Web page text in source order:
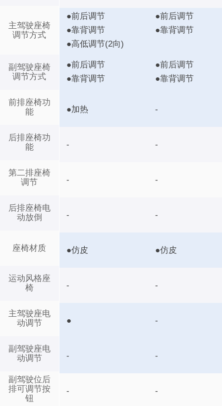
主驾驶座椅
调节方式
副驾驶座椅
调节方式
前排座椅功
能
后排座椅功
能
第二排座椅
调节
后排座椅电
动放倒
座椅材质
运动风格座
椅
主驾驶座电
动调节
副驾驶座电
动调节
副驾驶位后
排可调节按
钮
●前后调节
●靠背调节
●高低调节(2向)
●前后调节
●靠背调节
●前后调节
●靠背调节
●前后调节
●靠背调节
●加热 -
- -
- -
- -
●仿皮 ●仿皮
- -
● -
- -
- -